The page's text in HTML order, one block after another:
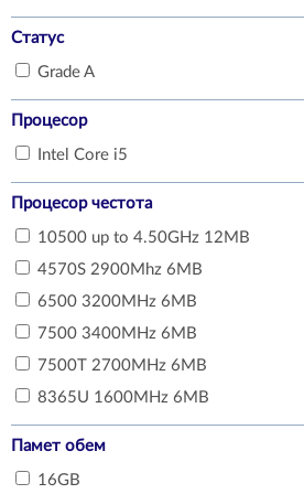
Статус
Grade A
Процесор
Intel Core i5
Процесор честота
10500 up to 4.50GHz 12MB
4570S 2900Mhz 6MB
6500 3200MHz 6MB
7500 3400MHz 6MB
7500T 2700MHz 6MB
8365U 1600MHz 6MB
Памет обем
16GB